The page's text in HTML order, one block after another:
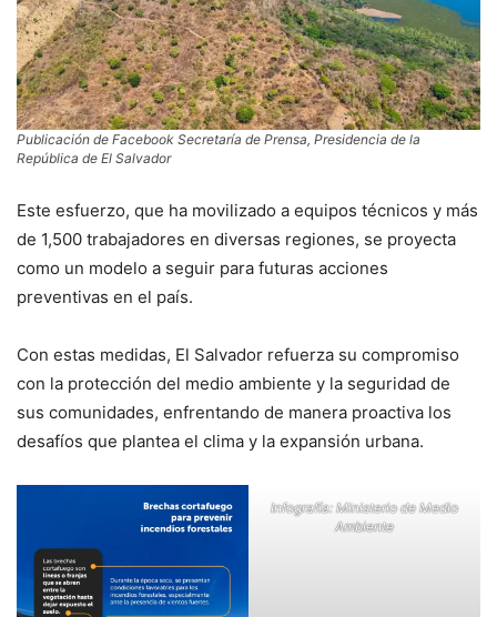
Publicación de Facebook Secretaría de Prensa, Presidencia de la
República de El Salvador
Este esfuerzo, que ha movilizado a equipos técnicos y más
de 1,500 trabajadores en diversas regiones, se proyecta
como un modelo a seguir para futuras acciones
preventivas en el país.
Con estas medidas, El Salvador refuerza su compromiso
con la protección del medio ambiente y la seguridad de
sus comunidades, enfrentando de manera proactiva los
desafíos que plantea el clima y la expansión urbana.
Infografía: Ministerio de Medio
Ambiente